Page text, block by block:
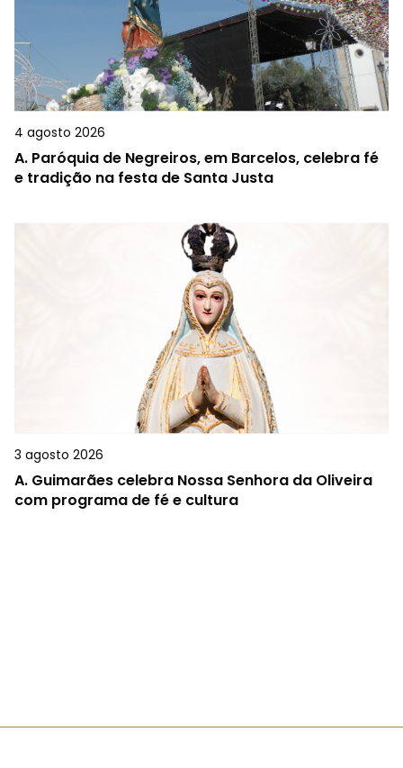
4 agosto 2026
A. Paróquia de Negreiros, em Barcelos, celebra fé
e tradição na festa de Santa Justa
3 agosto 2026
A. Guimarães celebra Nossa Senhora da Oliveira
com programa de fé e cultura